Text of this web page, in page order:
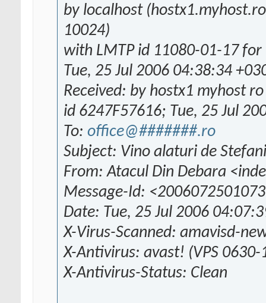
by localhost
10024)
with LMTP id 11080-01-17
Tue, 25 Jul 2006 04:38:34
Received: by hostx1 myhost
id 6247F57616; Tue, 25 Jul
To: office@#######.ro
Subject: Vino alaturi de
From: Atacul Din Debara
Message-Id:
Date: Tue, 25 Jul 2006
X-Virus-Scanned: amavisd-
X-Antivirus: avast! (VPS
X-Antivirus-Status: Clean